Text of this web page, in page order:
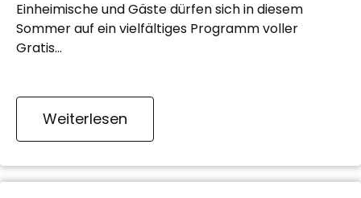
Einheimische und Gäste dürfen sich in diesem
Sommer auf ein vielfältiges Programm voller
Gratis…
Weiterlesen